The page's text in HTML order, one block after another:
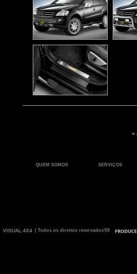
«
QUEM SOMOS SERVIÇOS
VISUAL 4X4 | Todos os direitos reservados'09